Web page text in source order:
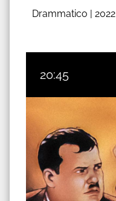
Drammatico | 2022
20:45